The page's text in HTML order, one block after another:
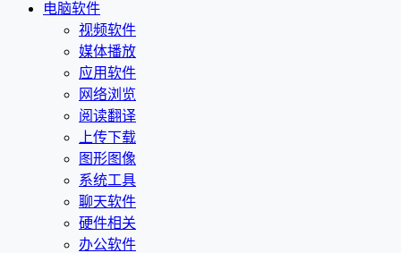
电脑软件
视频软件
媒体播放
应用软件
网络浏览
阅读翻译
上传下载
图形图像
系统工具
聊天软件
硬件相关
办公软件